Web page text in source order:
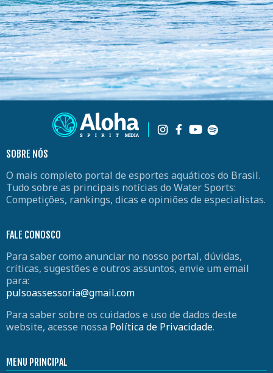
SOBRE NÓS
O mais completo portal de esportes aquáticos do Brasil.
Tudo sobre as principais notícias do Water Sports:
Competições, rankings, dicas e opiniões de especialistas.
FALE CONOSCO
Para saber como anunciar no nosso portal, dúvidas,
críticas, sugestões e outros assuntos, envie um email
para:
pulsoassessoria@gmail.com
Para saber sobre os cuidados e uso de dados deste
website, acesse nossa Política de Privacidade.
MENU PRINCIPAL